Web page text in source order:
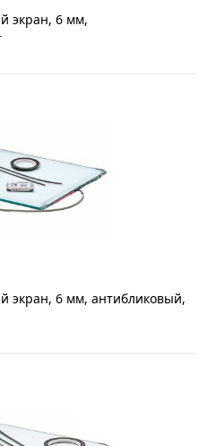
экран, 6 мм,
экран, 6 мм, антибликовый,